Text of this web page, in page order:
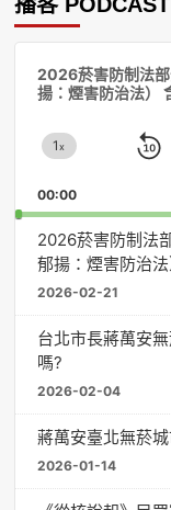
2026菸害防制法
揚：煙害防治法）
Change
Rate
1x
00:00
2026菸害防制法
郁揚：煙害防治
2026-02-21
台北市長蔣萬安
嗎?
2026-02-04
蔣萬安臺北無菸
2026-01-14